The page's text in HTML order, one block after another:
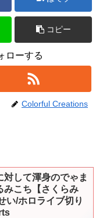
コピー
ローする
Colorful Creations
対して渾身のでゃま
みこち【さくらみ
い/ホロライブ切り